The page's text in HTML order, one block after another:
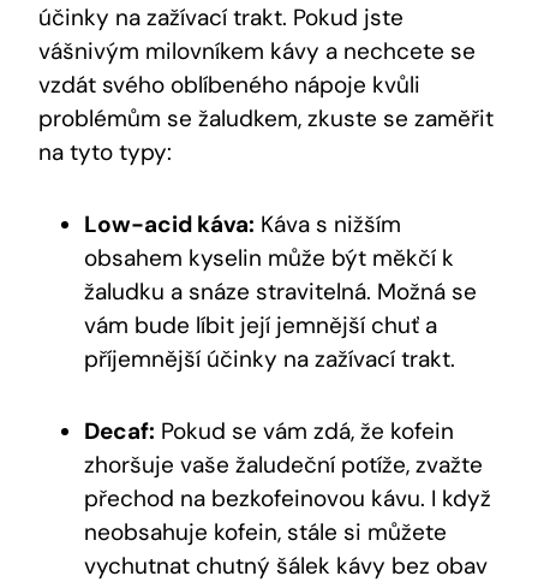
účinky na zažívací trakt. Pokud jste
vášnivým milovníkem kávy a nechcete se
vzdát svého oblíbeného nápoje kvůli
problémům se žaludkem, zkuste se zaměřit
na tyto typy:
Low-acid káva: Káva s nižším
obsahem kyselin může být měkčí k
žaludku a snáze stravitelná. Možná se
vám bude líbit její jemnější chuť a
příjemnější účinky na zažívací trakt.
Decaf: Pokud se vám zdá, že kofein
zhoršuje vaše žaludeční potíže, zvažte
přechod na bezkofeinovou kávu. I když
neobsahuje kofein, stále si můžete
vychutnat chutný šálek kávy bez obav